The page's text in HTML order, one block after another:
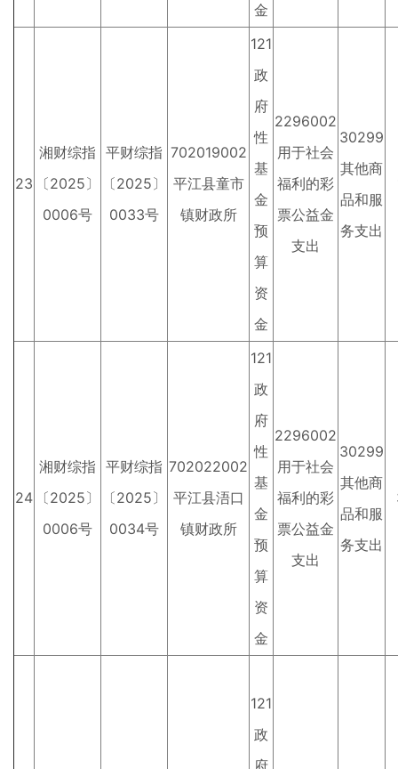
金
23
湘财综指
〔2025〕
0006号
平财综指
〔2025〕
0033号
702019002
平江县童市
镇财政所
121
政
府
性
基
金
预
算
资
金
2296002
用于社会
福利的彩
票公益金
支出
30299
其他商
品和服
务支出
24
湘财综指
〔2025〕
0006号
平财综指
〔2025〕
0034号
702022002
平江县浯口
镇财政所
121
政
府
性
基
金
预
算
资
金
2296002
用于社会
福利的彩
票公益金
支出
30299
其他商
品和服
务支出
121
政
府